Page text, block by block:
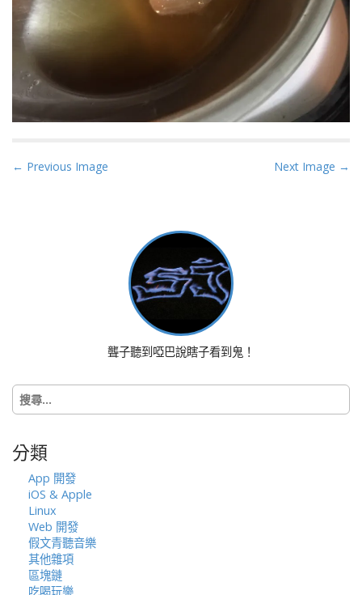
P
i
o
n
← Previous Image Next Image →
聾子聽到啞巴說瞎子看到鬼！
搜
尋
字:
分類
App 開發
iOS & Apple
Linux
Web 開發
假文青聽音樂
其他雜項
區塊鏈
吃喝玩樂